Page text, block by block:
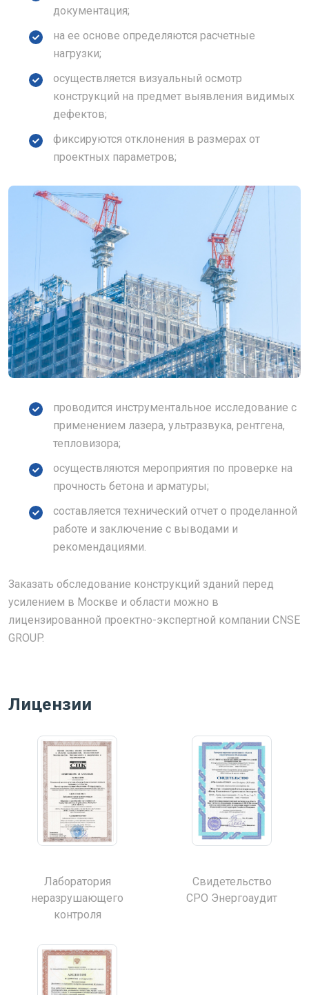
документация;
на ее основе определяются расчетные
нагрузки;
осуществляется визуальный осмотр
конструкций на предмет выявления видимых
дефектов;
фиксируются отклонения в размерах от
проектных параметров;
проводится инструментальное исследование с
применением лазера, ультразвука, рентгена,
тепловизора;
осуществляются мероприятия по проверке на
прочность бетона и арматуры;
составляется технический отчет о проделанной
работе и заключение с выводами и
рекомендациями.
Заказать обследование конструкций зданий перед
усилением в Москве и области можно в
лицензированной проектно-экспертной компании CNSE
GROUP.
Лицензии
Лаборатория
неразрушающего
контроля
Свидетельство
СРО Энергоаудит